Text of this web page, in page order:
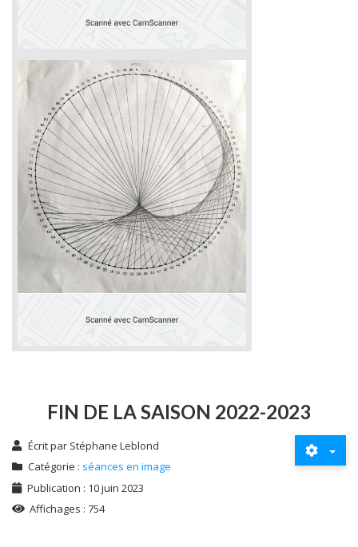
FIN DE LA SAISON 2022-2023
Écrit par Stéphane Leblond
Catégorie : séances en image
Publication : 10 juin 2023
Affichages : 754